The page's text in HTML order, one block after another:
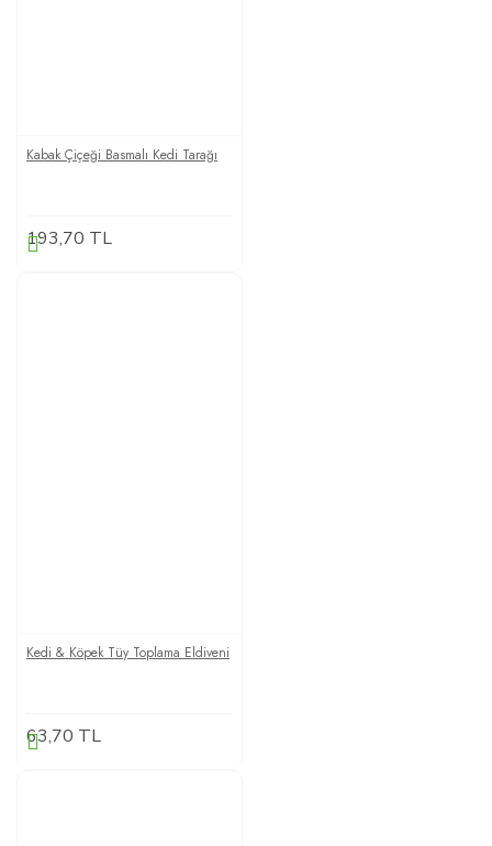
Kabak Çiçeği Basmalı Kedi Tarağı
193,70 TL
Kedi & Köpek Tüy Toplama Eldiveni
63,70 TL